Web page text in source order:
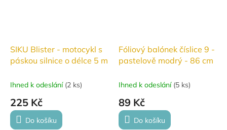
SIKU Blister - motocykl s
páskou silnice o délce 5 m
Ihned k odeslání (2 ks)
225 Kč
Do košíku
Fóliový balónek číslice 9 -
pastelově modrý - 86 cm
Ihned k odeslání (5 ks)
89 Kč
Do košíku